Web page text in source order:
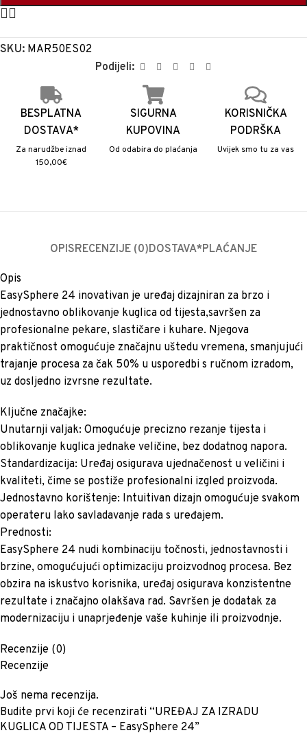
SKU: MAR50ES02
Podijeli:
BESPLATNA
DOSTAVA*
Za narudžbe iznad
150,00€
SIGURNA
KUPOVINA
Od odabira do plaćanja
KORISNIČKA
PODRŠKA
Uvijek smo tu za vas
OPISRECENZIJE (0)DOSTAVA*PLAĆANJE
Opis
EasySphere 24 inovativan je uređaj dizajniran za brzo i
jednostavno oblikovanje kuglica od tijesta,savršen za
profesionalne pekare, slastičare i kuhare. Njegova
praktičnost omogućuje značajnu uštedu vremena, smanjujući
trajanje procesa za čak 50% u usporedbi s ručnom izradom,
uz dosljedno izvrsne rezultate.
Ključne značajke:
Unutarnji valjak: Omogućuje precizno rezanje tijesta i
oblikovanje kuglica jednake veličine, bez dodatnog napora.
Standardizacija: Uređaj osigurava ujednačenost u veličini i
kvaliteti, čime se postiže profesionalni izgled proizvoda.
Jednostavno korištenje: Intuitivan dizajn omogućuje svakom
operateru lako savladavanje rada s uređajem.
Prednosti:
EasySphere 24 nudi kombinaciju točnosti, jednostavnosti i
brzine, omogućujući optimizaciju proizvodnog procesa. Bez
obzira na iskustvo korisnika, uređaj osigurava konzistentne
rezultate i značajno olakšava rad. Savršen je dodatak za
modernizaciju i unaprjeđenje vaše kuhinje ili proizvodnje.
Recenzije (0)
Recenzije
Još nema recenzija.
Budite prvi koji će recenzirati “UREĐAJ ZA IZRADU
KUGLICA OD TIJESTA – EasySphere 24”